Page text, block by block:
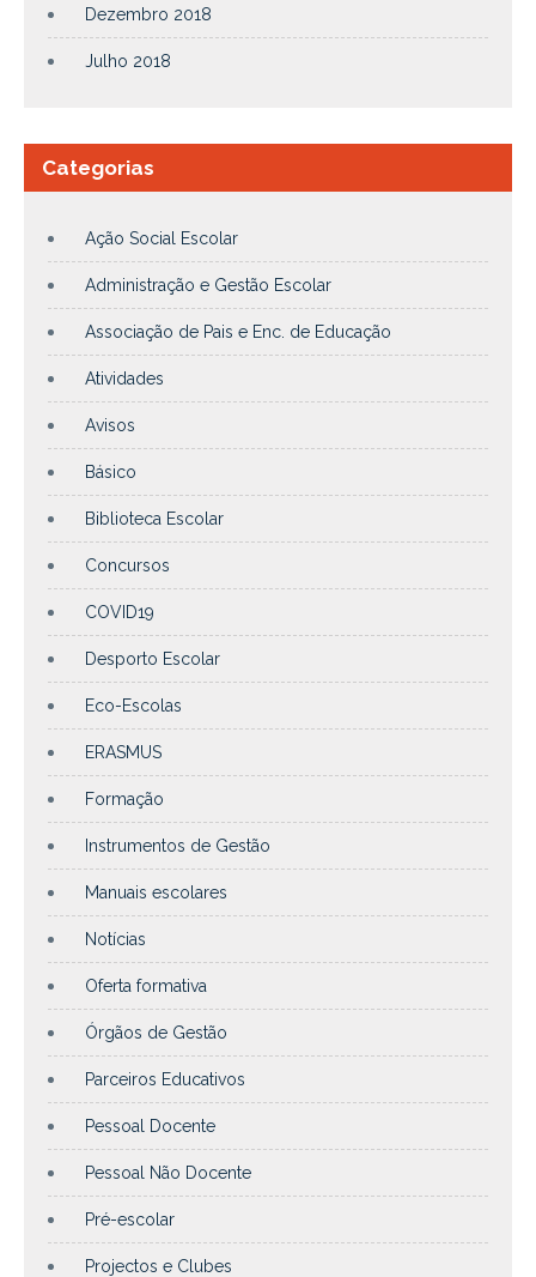
Dezembro 2018
Julho 2018
Categorias
Ação Social Escolar
Administração e Gestão Escolar
Associação de Pais e Enc. de Educação
Atividades
Avisos
Básico
Biblioteca Escolar
Concursos
COVID19
Desporto Escolar
Eco-Escolas
ERASMUS
Formação
Instrumentos de Gestão
Manuais escolares
Notícias
Oferta formativa
Órgãos de Gestão
Parceiros Educativos
Pessoal Docente
Pessoal Não Docente
Pré-escolar
Projectos e Clubes